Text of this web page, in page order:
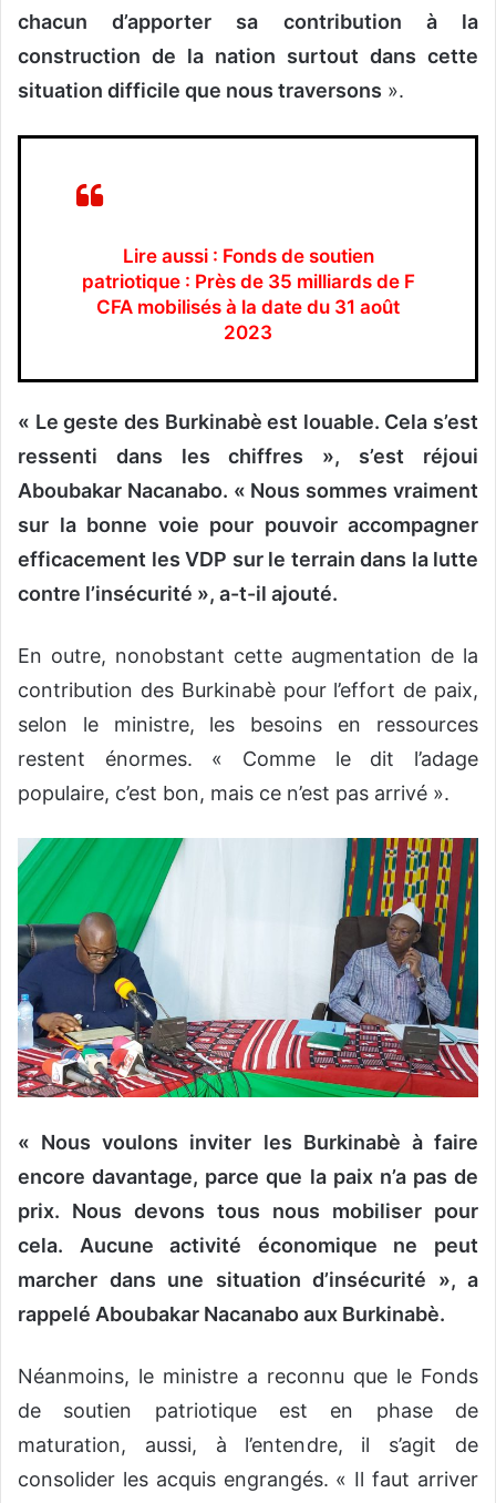
chacun d’apporter sa contribution à la
construction de la nation surtout dans cette
situation difficile que nous traversons ».
Lire aussi : Fonds de soutien
patriotique : Près de 35 milliards de F
CFA mobilisés à la date du 31 août
2023
« Le geste des Burkinabè est louable. Cela s’est
ressenti dans les chiffres », s’est réjoui
Aboubakar Nacanabo. « Nous sommes vraiment
sur la bonne voie pour pouvoir accompagner
efficacement les VDP sur le terrain dans la lutte
contre l’insécurité », a-t-il ajouté.
En outre, nonobstant cette augmentation de la
contribution des Burkinabè pour l’effort de paix,
selon le ministre, les besoins en ressources
restent énormes. « Comme le dit l’adage
populaire, c’est bon, mais ce n’est pas arrivé ».
« Nous voulons inviter les Burkinabè à faire
encore davantage, parce que la paix n’a pas de
prix. Nous devons tous nous mobiliser pour
cela. Aucune activité économique ne peut
marcher dans une situation d’insécurité », a
rappelé Aboubakar Nacanabo aux Burkinabè.
Néanmoins, le ministre a reconnu que le Fonds
de soutien patriotique est en phase de
maturation, aussi, à l’entendre, il s’agit de
consolider les acquis engrangés. « Il faut arriver